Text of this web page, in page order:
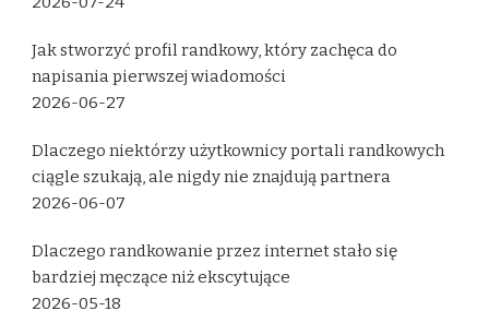
Jak stworzyć profil randkowy, który zachęca do
napisania pierwszej wiadomości
2026-06-27
Dlaczego niektórzy użytkownicy portali randkowych
ciągle szukają, ale nigdy nie znajdują partnera
2026-06-07
Dlaczego randkowanie przez internet stało się
bardziej męczące niż ekscytujące
2026-05-18